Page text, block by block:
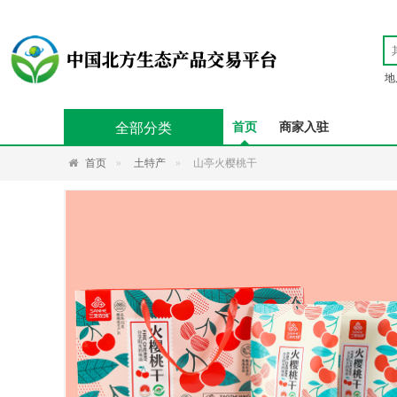
首页 商家入驻
全部分类
首页 土特产 山亭火樱桃干